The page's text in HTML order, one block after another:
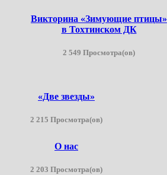
Викторина «Зимующие птицы»
в Тохтинском ДК
2 549 Просмотра(ов)
«Две звезды»
2 215 Просмотра(ов)
О нас
2 203 Просмотра(ов)